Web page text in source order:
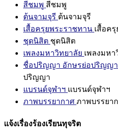
สีชมพู สีชมพู
ต้นจามจุรี ต้นจามจุรี
เสื้อครุยพระราชทาน เสื้อค
ชุดนิสิต ชุดนิสิต
เพลงมหาวิทยาลัย เพลงมหา
ชื่อปริญญา อักษรย่อปริญญา
ปริญญา
แบรนด์จุฬาฯ แบรนด์จุฬาฯ
ภาพบรรยากาศ ภาพบรรยา
แจ้งเรื่องร้องเรียนทุจริต